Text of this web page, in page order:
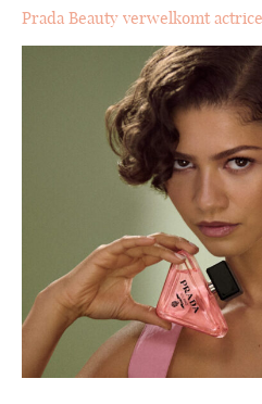
Prada Beauty verwelkomt